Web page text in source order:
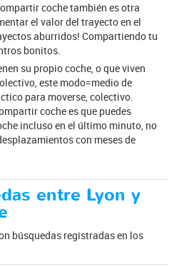
coche también es otra
el valor del trayecto en el
aburridos! Compartiendo tu
bonitos.
su propio coche, o que viven
este modo=medio de
para moverse, colectivo.
coche es que puedes
incluso en el último minuto, no
con meses de
entre Lyon y
búsquedas registradas en los